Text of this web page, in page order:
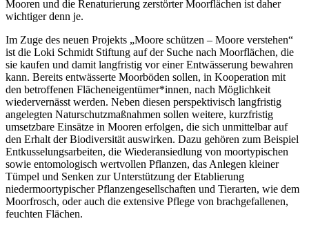
Mooren und die Renaturierung zerstörter Moorflächen ist daher
wichtiger denn je.
Im Zuge des neuen Projekts „Moore schützen – Moore verstehen“
ist die Loki Schmidt Stiftung auf der Suche nach Moorflächen, die
sie kaufen und damit langfristig vor einer Entwässerung bewahren
kann. Bereits entwässerte Moorböden sollen, in Kooperation mit
den betroffenen Flächeneigentümer*innen, nach Möglichkeit
wiedervernässt werden. Neben diesen perspektivisch langfristig
angelegten Naturschutzmaßnahmen sollen weitere, kurzfristig
umsetzbare Einsätze in Mooren erfolgen, die sich unmittelbar auf
den Erhalt der Biodiversität auswirken. Dazu gehören zum Beispiel
Entkusselungsarbeiten, die Wiederansiedlung von moortypischen
sowie entomologisch wertvollen Pflanzen, das Anlegen kleiner
Tümpel und Senken zur Unterstützung der Etablierung
niedermoortypischer Pflanzengesellschaften und Tierarten, wie dem
Moorfrosch, oder auch die extensive Pflege von brachgefallenen,
feuchten Flächen.